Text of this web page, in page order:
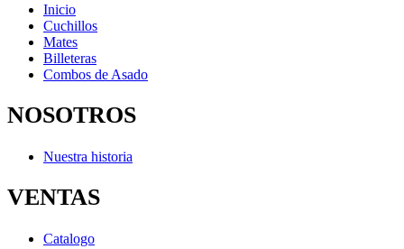
Inicio
Cuchillos
Mates
Billeteras
Combos de Asado
NOSOTROS
Nuestra historia
VENTAS
Catalogo